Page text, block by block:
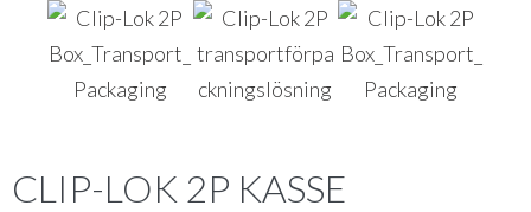
CLIP-LOK 2P KASSE